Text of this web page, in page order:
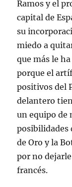
Ramos y el
capital de
su
miedo a
que más le
porque el
positivos del
delantero
un equipo de
posibilidades
de Oro y la
por no
francés.